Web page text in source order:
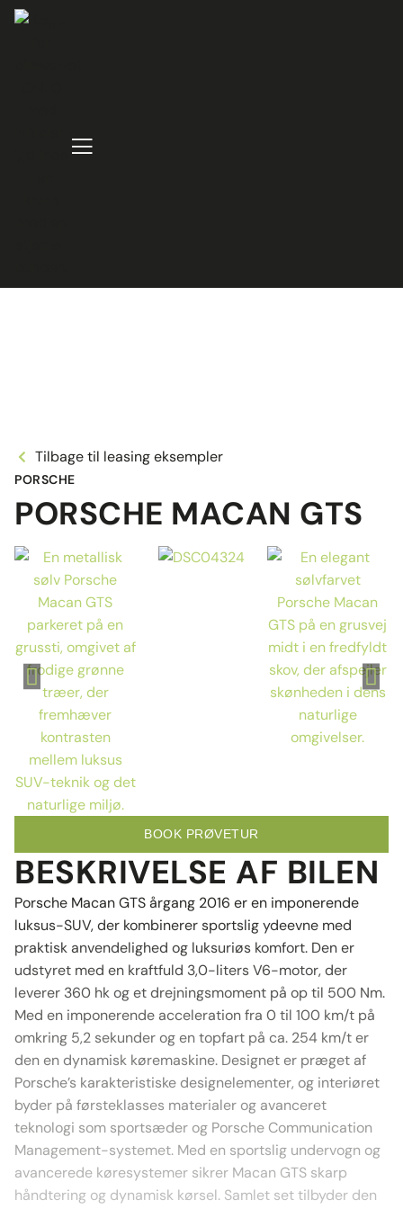
Tilbage til leasing eksempler
PORSCHE
PORSCHE MACAN GTS
BOOK PRØVETUR
BESKRIVELSE AF BILEN
Porsche Macan GTS årgang 2016 er en imponerende
luksus-SUV, der kombinerer sportslig ydeevne med
praktisk anvendelighed og luksuriøs komfort. Den er
udstyret med en kraftfuld 3,0-liters V6-motor, der
leverer 360 hk og et drejningsmoment på op til 500 Nm.
Med en imponerende acceleration fra 0 til 100 km/t på
omkring 5,2 sekunder og en topfart på ca. 254 km/t er
den en dynamisk køremaskine. Designet er præget af
Porsche’s karakteristiske designelementer, og interiøret
byder på førsteklasses materialer og avanceret
teknologi som sportsæder og Porsche Communication
Management-systemet. Med en sportslig undervogn og
avancerede køresystemer sikrer Macan GTS skarp
håndtering og dynamisk kørsel. Samlet set tilbyder den